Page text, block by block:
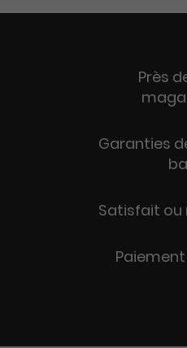
Près
Garanties
Satisfait ou